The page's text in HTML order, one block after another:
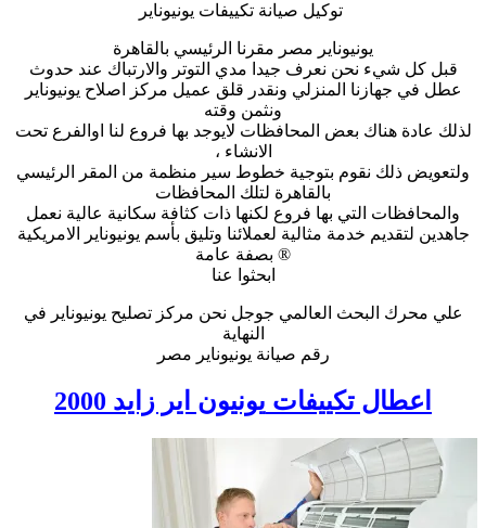
توكيل صيانة تكييفات يونيوناير
يونيوناير مصر مقرنا الرئيسي بالقاهرة
قبل كل شيء نحن نعرف جيدا مدي التوتر والارتباك عند حدوث
عطل في جهازنا المنزلي ونقدر قلق عميل مركز اصلاح يونيوناير
ونثمن وقته
لذلك عادة هناك بعض المحافظات لايوجد بها فروع لنا اوالفرع تحت
الانشاء ،
ولتعويض ذلك نقوم بتوجية خطوط سير منظمة من المقر الرئيسي
بالقاهرة لتلك المحافظات
والمحافظات التي بها فروع لكنها ذات كثافة سكانية عالية نعمل
جاهدين لتقديم خدمة مثالية لعملائنا وتليق بأسم يونيوناير الامريكية
® بصفة عامة
ابحثوا عنا
علي محرك البحث العالمي جوجل نحن مركز تصليح يونيوناير في
النهاية
رقم صيانة يونيوناير مصر
اعطال تكييفات يونيون اير زايد 2000